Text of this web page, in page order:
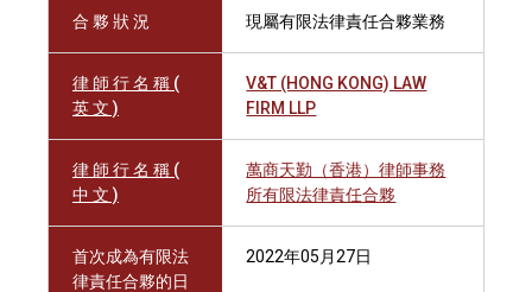
合 夥 狀 況 現屬有限法律責任合夥業務
律 師 行 名 稱 (
英 文 )
V&T (HONG KONG) LAW
FIRM LLP
律 師 行 名 稱 (
中 文 )
萬商天勤（香港）律師事務
所有限法律責任合夥
首次成為有限法
律責任合夥的日
2022年05月27日